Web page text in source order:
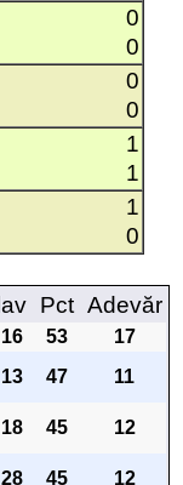
0
0
0
0
1
1
1
0
Pct Adevăr
16 53
17
13 47 11
18 45 12
28 45 12